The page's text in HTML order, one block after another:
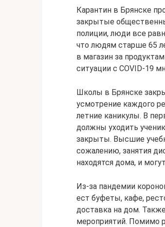
Карантин в Брянске
закрытые
полиции, люди все
что людям старше 65
в магазин за
ситуации с COVID-19
Школы в Брянске
усмотрение каждого
летние каникулы. В
должны уходить
закрыты. Высшие
сожалению, занятия
находятся дома, и
Из-за пандемии
ест буфеты, кафе,
доставка на дом.
мероприятий. Помимо